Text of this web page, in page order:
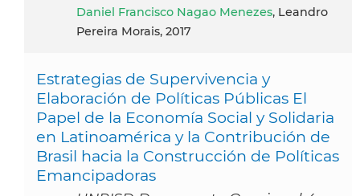
Daniel Francisco Nagao Menezes, Leandro
Pereira Morais, 2017
Estrategias de Supervivencia y
Elaboración de Políticas Públicas El
Papel de la Economía Social y Solidaria
en Latinoamérica y la Contribución de
Brasil hacia la Construcción de Políticas
Emancipadoras